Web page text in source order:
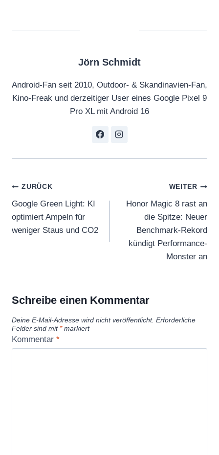
Jörn Schmidt
Android-Fan seit 2010, Outdoor- & Skandinavien-Fan,
Kino-Freak und derzeitiger User eines Google Pixel 9
Pro XL mit Android 16
Beitragsnavigation
ZURÜCK
Google Green Light: KI
optimiert Ampeln für
weniger Staus und CO2
WEITER
Honor Magic 8 rast an
die Spitze: Neuer
Benchmark-Rekord
kündigt Performance-
Monster an
Schreibe einen Kommentar
Deine E-Mail-Adresse wird nicht veröffentlicht. Erforderliche
Felder sind mit *markiert
Kommentar *